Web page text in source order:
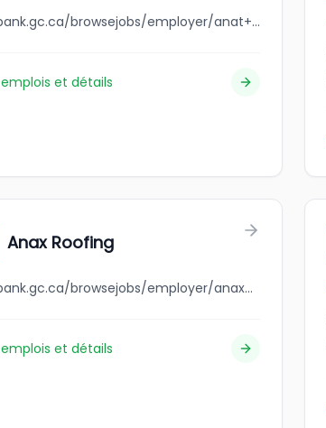
jobbank.gc.ca/browsejobs/employer/anat+sasson/ca
et détails
Anax Roofing
jobbank.gc.ca/browsejobs/employer/anax+roofing/ca
et détails